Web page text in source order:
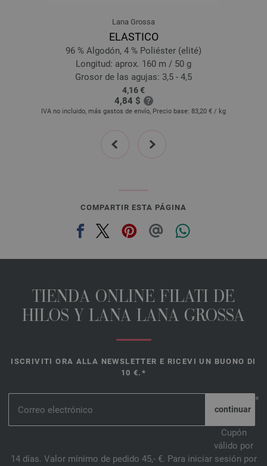
24-jeans oscuro | EAN: 4033493251655
25-ciruelas grises | EAN: 4033493251662
26-albaricoque | EAN: 4033493271608
27-azul | EAN: 4033493271615
28-turquesamenta | EAN: 4033493271622
29-limón | EAN: 4033493271639
31-amarillo | EAN: 4033493292160
32-naranja | EAN: 4033493292177
Lana Grossa
ELASTICO
96 % Algodón, 4 % Poliéster (elité)
Longitud: aprox. 160 m / 50 g
Grosor de las agujas: 3,5 - 4,5
4,16 €
4,84 $
IVA no incluido, más gastos de envío, Precio base: 83,20 € / kg
prev next
COMPARTIR ESTA PÁGINA
TIENDA ONLINE FILATI DE
HILOS Y LANA LANA GROSSA
ISCRIVITI ORA ALLA NEWSLETTER E RICEVI UN BUONO DI
10 €.*
*
Cupón
válido por
14 días. Valor mínimo de pedido 45,- €. Para iniciar sesión por